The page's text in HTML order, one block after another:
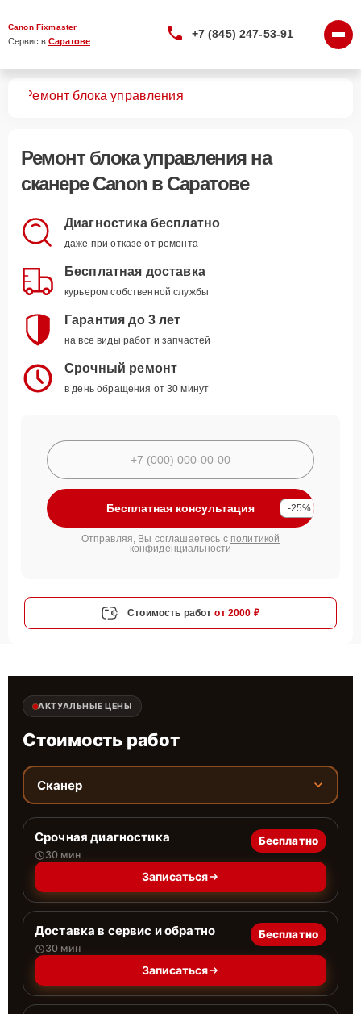
Canon Fixmaster
Сервис в Саратове
+7 (845) 247-53-91
Ремонт блока управления
Ремонт блока управленияна
сканере Canon в Саратове
Диагностика бесплатно
даже при отказе от ремонта
Бесплатная доставка
курьером собственной службы
Гарантия до 3 лет
на все виды работ и запчастей
Срочный ремонт
в день обращения от 30 минут
Бесплатная консультация -25%
Отправляя, Вы соглашаетесь с политикой
конфиденциальности
Стоимость работ от 2000 ₽
АКТУАЛЬНЫЕ ЦЕНЫ
Стоимость работ
Сканер
Срочная диагностика
30 мин
Бесплатно
Записаться
Доставка в сервис и обратно
30 мин
Бесплатно
Записаться